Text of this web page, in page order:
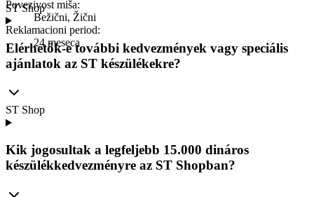
Povezivost miša:
Bežični, Žični
Reklamacioni period:
24 meseca
ST Shop
Elérhetők-e további kedvezmények vagy speciális
ajánlatok az ST készülékekre?
ST Shop
Kik jogosultak a legfeljebb 15.000 dináros
készülékkedvezményre az ST Shopban?